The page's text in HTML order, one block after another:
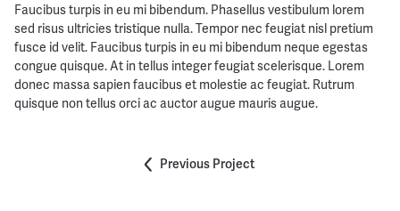
Faucibus turpis in eu mi bibendum. Phasellus vestibulum lorem
sed risus ultricies tristique nulla. Tempor nec feugiat nisl pretium
fusce id velit. Faucibus turpis in eu mi bibendum neque egestas
congue quisque. At in tellus integer feugiat scelerisque. Lorem
donec massa sapien faucibus et molestie ac feugiat. Rutrum
quisque non tellus orci ac auctor augue mauris augue.
Previous Project